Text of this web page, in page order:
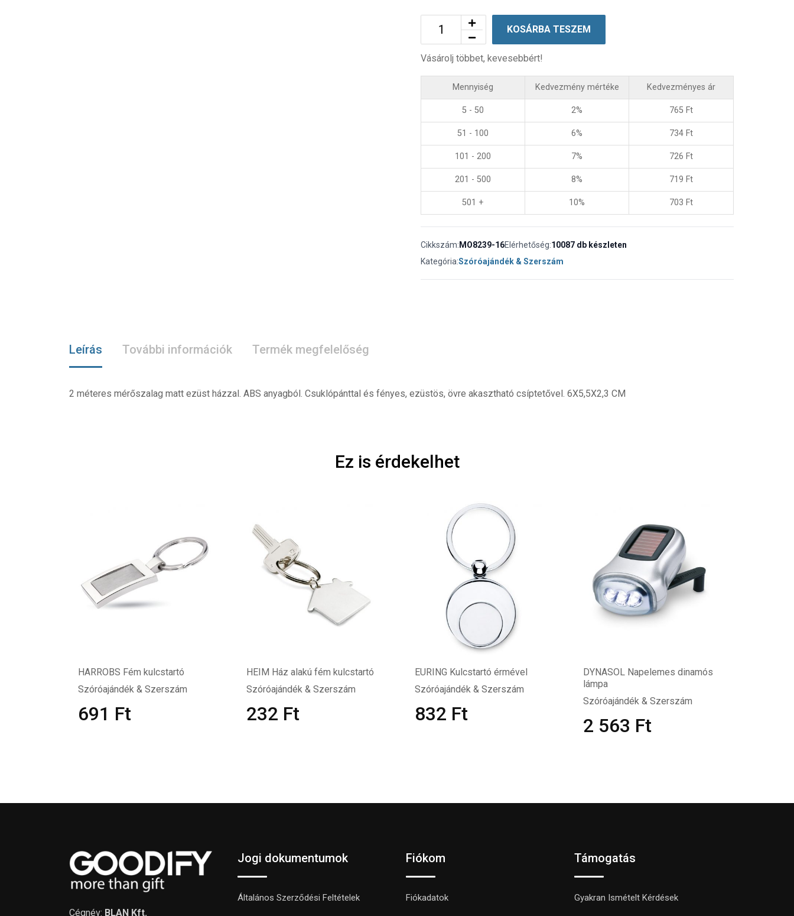
KOSÁRBA TESZEM
Vásárolj többet, kevesebbért!
Mennyiség Kedvezmény mértéke Kedvezményes ár
5 - 50 2% 765 Ft
51 - 100 6% 734 Ft
101 - 200 7% 726 Ft
201 - 500 8% 719 Ft
501 + 10% 703 Ft
Cikkszám: MO8239-16Elérhetőség:10087 db készleten
Kategória:Szóróajándék & Szerszám
Leírás További információk Termék megfelelőség
2 méteres mérőszalag matt ezüst házzal. ABS anyagból. Csuklópánttal és fényes, ezüstös, övre akasztható csíptetővel. 6X5,5X2,3 CM
Ez is érdekelhet
HARROBS Fém kulcstartó
Szóróajándék & Szerszám
691 Ft
HEIM Ház alakú fém kulcstartó
Szóróajándék & Szerszám
232 Ft
EURING Kulcstartó érmével
Szóróajándék & Szerszám
832 Ft
DYNASOL Napelemes dinamós
lámpa
Szóróajándék & Szerszám
2 563 Ft
Cégnév: BLAN Kft.
Jogi dokumentumok
Általános Szerződési Feltételek
Fiókom
Fiókadatok
Támogatás
Gyakran Ismételt Kérdések